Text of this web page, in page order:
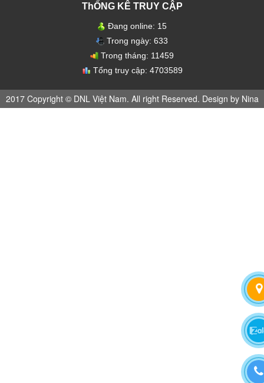
ThỐNG KÊ TRUY CẬP
Đang online: 15
Trong ngày: 633
Trong tháng: 11459
Tổng truy cập: 4703589
2017 Copyright © DNL Việt Nam. All right Reserved. Design by Nina